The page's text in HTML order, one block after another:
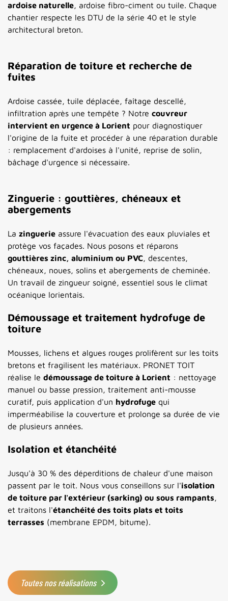
ardoise naturelle, ardoise fibro-ciment ou tuile. Chaque
chantier respecte les DTU de la série 40 et le style
architectural breton.
Réparation de toiture et recherche de
fuites
Ardoise cassée, tuile déplacée, faîtage descellé,
infiltration après une tempête ? Notre couvreur
intervient en urgence à Lorient pour diagnostiquer
l'origine de la fuite et procéder à une réparation durable
: remplacement d'ardoises à l'unité, reprise de solin,
bâchage d'urgence si nécessaire.
Zinguerie : gouttières, chéneaux et
abergements
La zinguerie assure l'évacuation des eaux pluviales et
protège vos façades. Nous posons et réparons
gouttières zinc, aluminium ou PVC, descentes,
chéneaux, noues, solins et abergements de cheminée.
Un travail de zingueur soigné, essentiel sous le climat
océanique lorientais.
Démoussage et traitement hydrofuge de
toiture
Mousses, lichens et algues rouges prolifèrent sur les toits
bretons et fragilisent les matériaux. PRONET TOIT
réalise le démoussage de toiture à Lorient : nettoyage
manuel ou basse pression, traitement anti-mousse
curatif, puis application d'un hydrofuge qui
imperméabilise la couverture et prolonge sa durée de vie
de plusieurs années.
Isolation et étanchéité
Jusqu'à 30 % des déperditions de chaleur d'une maison
passent par le toit. Nous vous conseillons sur l'isolation
de toiture par l'extérieur (sarking) ou sous rampants,
et traitons l'étanchéité des toits plats et toits
terrasses (membrane EPDM, bitume).
Toutes nos réalisations